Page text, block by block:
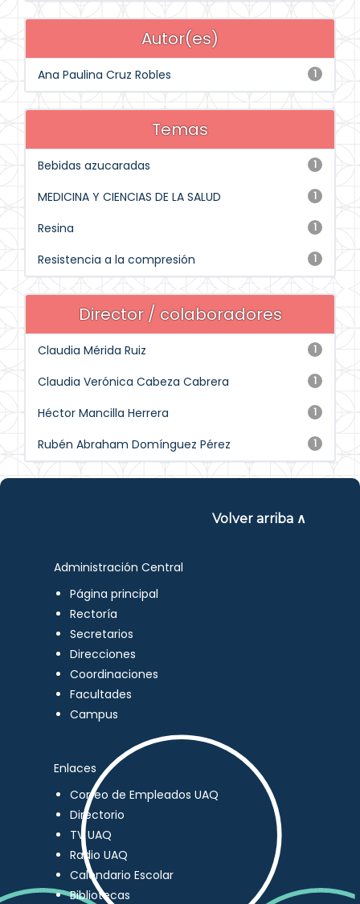
Autor(es)
1
Ana Paulina Cruz Robles
Temas
1
Bebidas azucaradas
1
MEDICINA Y CIENCIAS DE LA SALUD
1
Resina
1
Resistencia a la compresión
Director / colaboradores
1
Claudia Mérida Ruiz
1
Claudia Verónica Cabeza Cabrera
1
Héctor Mancilla Herrera
1
Rubén Abraham Domínguez Pérez
Volver arriba ∧
Administración Central
Página principal
Rectoría
Secretarios
Direcciones
Coordinaciones
Facultades
Campus
Enlaces
Correo de Empleados UAQ
Directorio
TV UAQ
Radio UAQ
Calendario Escolar
Bibliotecas